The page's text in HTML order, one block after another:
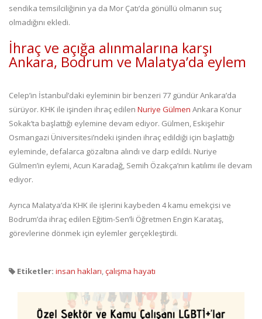
sendika temsilciliğinin ya da Mor Çatı’da gönüllü olmanın suç
olmadığını ekledi.
İhraç ve açığa alınmalarına karşı
Ankara, Bodrum ve Malatya’da eylem
Celep’in İstanbul’daki eyleminin bir benzeri 77 gündür Ankara’da
sürüyor. KHK ile işinden ihraç edilen Nuriye Gülmen Ankara Konur
Sokak’ta başlattığı eylemine devam ediyor. Gülmen, Eskişehir
Osmangazi Üniversitesi’ndeki işinden ihraç edildiği için başlattığı
eyleminde, defalarca gözaltına alındı ve darp edildi. Nuriye
Gülmen’in eylemi, Acun Karadağ, Semih Özakça’nın katılımı ile devam
ediyor.
Ayrıca Malatya’da KHK ile işlerini kaybeden 4 kamu emekçisi ve
Bodrum’da ihraç edilen Eğitim-Sen’li Öğretmen Engin Karataş,
görevlerine dönmek için eylemler gerçekleştirdi.
Etiketler: insan hakları çalışma hayatı